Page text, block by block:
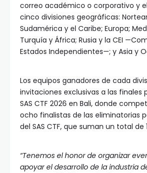
correo académico o corporativo y
cinco divisiones geográficas:
Sudamérica y el Caribe; Europa;
Turquía y África; Rusia y la CEI
Estados Independientes—; y Asia y
Los equipos ganadores de cada
invitaciones exclusivas a las finales
SAS CTF 2026 en Bali, donde
ocho finalistas de las eliminatorias
del SAS CTF, que suman un total de
“Tenemos el honor de organizar
apoyar el desarrollo de la industria